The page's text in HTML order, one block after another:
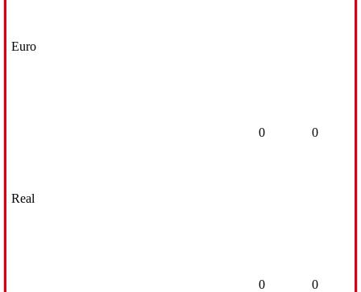
Euro
Real
0 0
0 0